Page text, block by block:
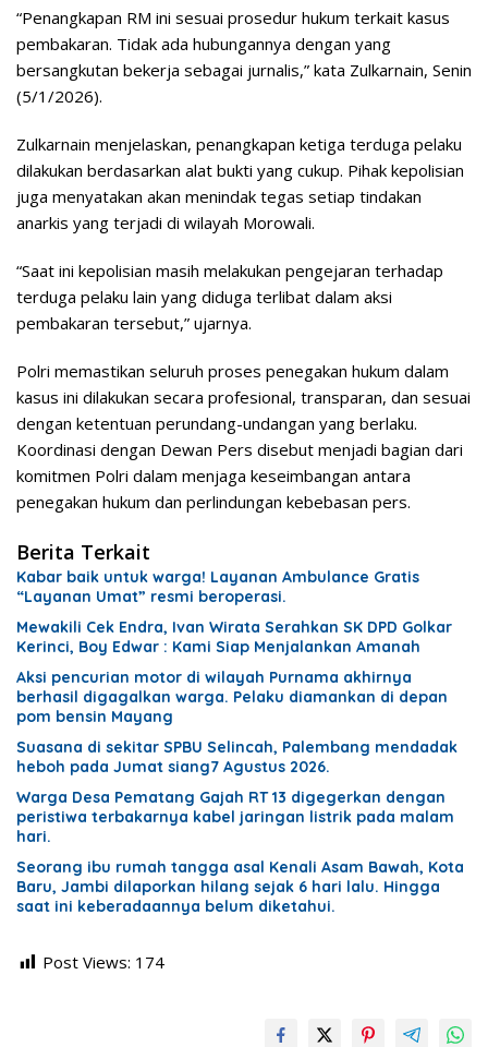
“Penangkapan RM ini sesuai prosedur hukum terkait kasus
pembakaran. Tidak ada hubungannya dengan yang
bersangkutan bekerja sebagai jurnalis,” kata Zulkarnain, Senin
(5/1/2026).
Zulkarnain menjelaskan, penangkapan ketiga terduga pelaku
dilakukan berdasarkan alat bukti yang cukup. Pihak kepolisian
juga menyatakan akan menindak tegas setiap tindakan
anarkis yang terjadi di wilayah Morowali.
“Saat ini kepolisian masih melakukan pengejaran terhadap
terduga pelaku lain yang diduga terlibat dalam aksi
pembakaran tersebut,” ujarnya.
Polri memastikan seluruh proses penegakan hukum dalam
kasus ini dilakukan secara profesional, transparan, dan sesuai
dengan ketentuan perundang-undangan yang berlaku.
Koordinasi dengan Dewan Pers disebut menjadi bagian dari
komitmen Polri dalam menjaga keseimbangan antara
penegakan hukum dan perlindungan kebebasan pers.
Berita Terkait
Kabar baik untuk warga! Layanan Ambulance Gratis
“Layanan Umat” resmi beroperasi.
Mewakili Cek Endra, Ivan Wirata Serahkan SK DPD Golkar
Kerinci, Boy Edwar : Kami Siap Menjalankan Amanah
Aksi pencurian motor di wilayah Purnama akhirnya
berhasil digagalkan warga. Pelaku diamankan di depan
pom bensin Mayang
Suasana di sekitar SPBU Selincah, Palembang mendadak
heboh pada Jumat siang7 Agustus 2026.
Warga Desa Pematang Gajah RT 13 digegerkan dengan
peristiwa terbakarnya kabel jaringan listrik pada malam
hari.
Seorang ibu rumah tangga asal Kenali Asam Bawah, Kota
Baru, Jambi dilaporkan hilang sejak 6 hari lalu. Hingga
saat ini keberadaannya belum diketahui.
Post Views: 174